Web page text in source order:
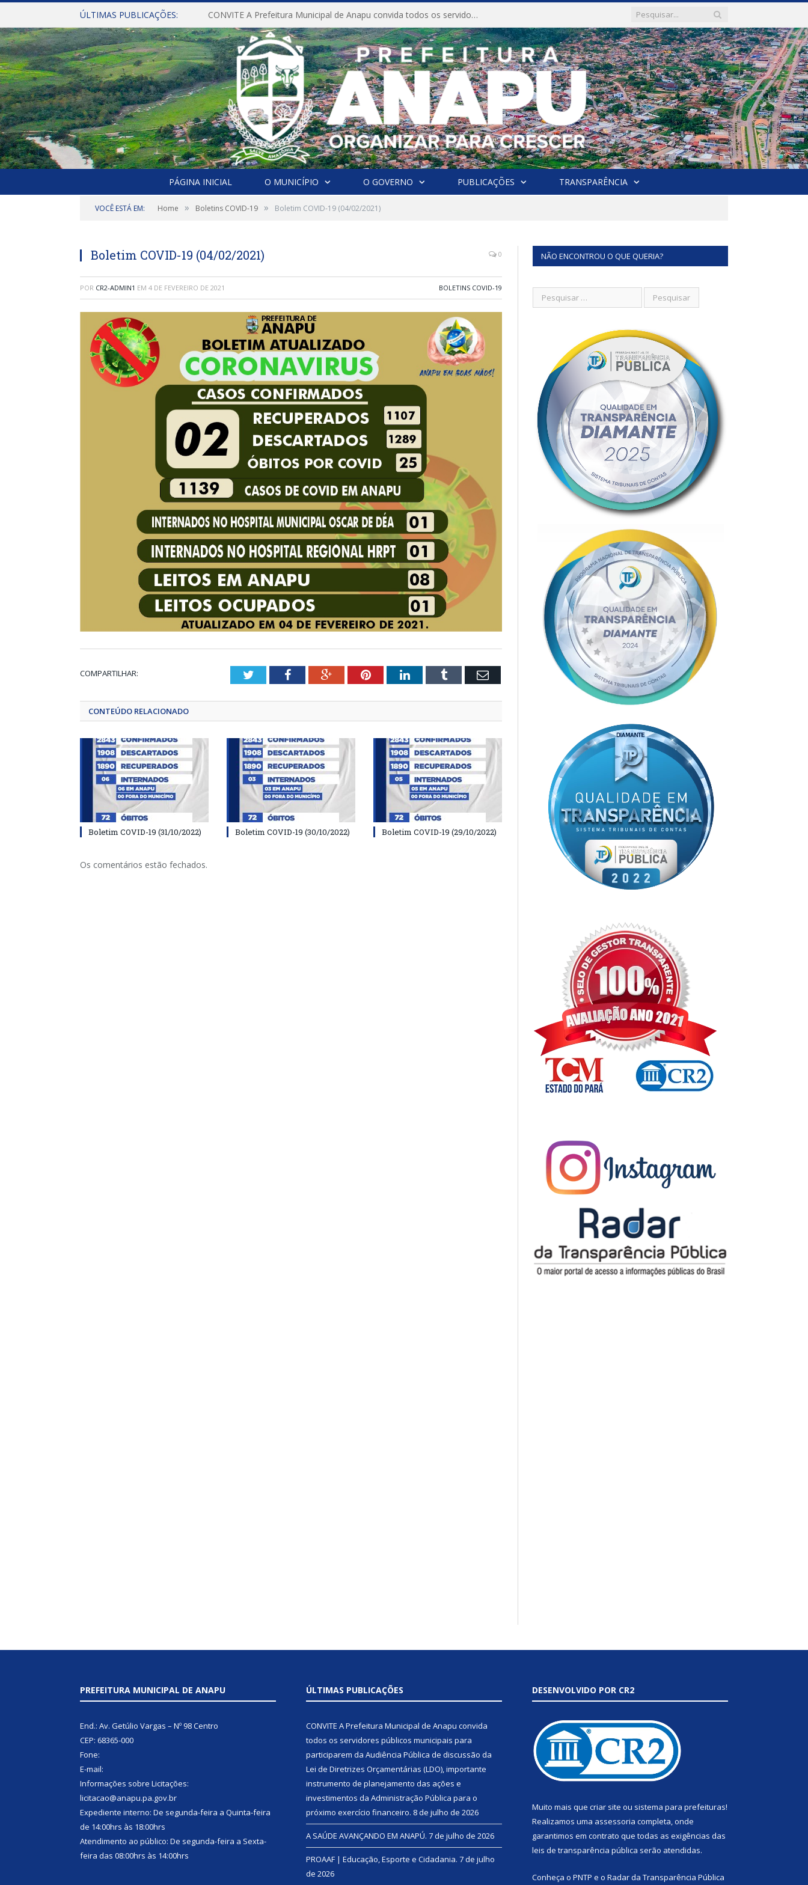
ÚLTIMAS PUBLICAÇÕES: CONVITE A Prefeitura Municipal de Anapu convida todos os servidores públicos municipais para participarem da Audiência Pública de discussão da Lei de Diretrizes Orçamentárias (LDO), importante instrumento de planejamento das ações e investimentos da Administração Pública para o próximo exercício financeiro.
PÁGINA INICIAL O MUNICÍPIO O GOVERNO PUBLICAÇÕES TRANSPARÊNCIA
VOCÊ ESTÁ EM: Home » Boletins COVID-19 » Boletim COVID-19 (04/02/2021)
Boletim COVID-19 (04/02/2021) 0
POR CR2-ADMIN1 EM 4 DE FEVEREIRO DE 2021 BOLETINS COVID-19
COMPARTILHAR: TwitterFacebookGoogle+PinterestLinkedInTumblr Email
CONTEÚDO RELACIONADO
Boletim COVID-19 (31/10/2022) Boletim COVID-19 (30/10/2022) Boletim COVID-19 (29/10/2022)
Os comentários estão fechados.
NÃO ENCONTROU O QUE QUERIA?
PREFEITURA MUNICIPAL DE ANAPU
End.: Av. Getúlio Vargas – Nº 98 Centro
CEP: 68365-000
Fone:
E-mail:
Informações sobre Licitações:
licitacao@anapu.pa.gov.br
Expediente interno: De segunda-feira a Quinta-feira
de 14:00hrs às 18:00hrs
Atendimento ao público: De segunda-feira a Sexta-
feira das 08:00hrs às 14:00hrs
ÚLTIMAS PUBLICAÇÕES
CONVITE A Prefeitura Municipal de Anapu convida
todos os servidores públicos municipais para
participarem da Audiência Pública de discussão da
Lei de Diretrizes Orçamentárias (LDO), importante
instrumento de planejamento das ações e
investimentos da Administração Pública para o
próximo exercício financeiro. 8 de julho de 2026
A SAÚDE AVANÇANDO EM ANAPÚ. 7 de julho de 2026
PROAAF | Educação, Esporte e Cidadania. 7 de julho
de 2026
DESENVOLVIDO POR CR2
Muito mais que criar site ou sistema para prefeituras!
Realizamos uma assessoria completa, onde
garantimos em contrato que todas as exigências das
leis de transparência pública serão atendidas.
Conheça o PNTP e o Radar da Transparência Pública